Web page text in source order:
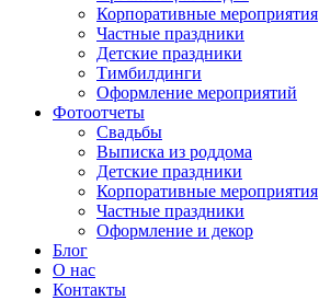
Корпоративные мероприятия
Частные праздники
Детские праздники
Тимбилдинги
Оформление мероприятий
Фотоотчеты
Cвадьбы
Выписка из роддома
Детские праздники
Корпоративные мероприятия
Частные праздники
Оформление и декор
Блог
О нас
Контакты